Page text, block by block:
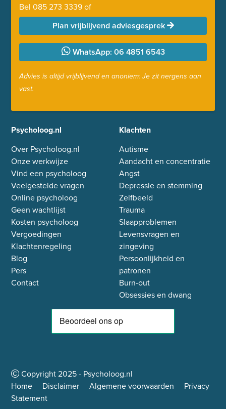
Bel 085 273 3339of
Plan vrijblijvend adviesgesprek
WhatsApp: 06 4851 6543
Advies is altijd vrijblijvend en anoniem: Je zit nergens aan
vast.
Psycholoog.nl
Over Psycholoog.nl
Onze werkwijze
Vind een psycholoog
Veelgestelde vragen
Online psycholoog
Geen wachtlijst
Kosten psycholoog
Vergoedingen
Klachtenregeling
Blog
Pers
Contact
Klachten
Autisme
Aandacht en concentratie
Angst
Depressie en stemming
Zelfbeeld
Trauma
Slaapproblemen
Levensvragen en
zingeving
Persoonlijkheid en
patronen
Burn-out
Obsessies en dwang
Copyright2025- Psycholoog.nl
Home
Disclaimer Algemene voorwaarden
Privacy
Statement